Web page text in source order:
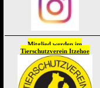
Mitglied werden im
Tierschutzverein Itzehoe